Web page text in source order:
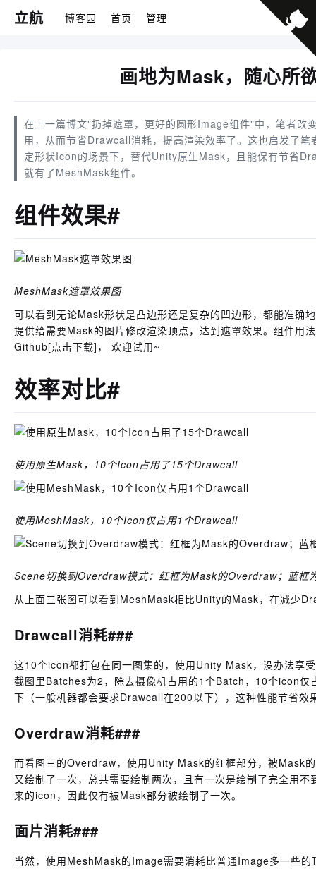
立航 博客园 首页 管理
画地为Mask，随心所
在上一篇博文"扔掉遮罩，更好的圆形Image组件"中，笔者
用，从而节省Drawcall消耗，提高渲染效率了。这也启发了
定形状Icon的场景下，替代Unity原生Mask，且能保有节省
就有了MeshMask组件。
组件效果#
MeshMask遮罩效果图
可以看到无论Mask形状是凸边形还是复杂的凹边形，都能准确
提供给需要Mask的图片修改渲染顶点，达到遮罩效果。组件
Github[点击下载] ， 欢迎试用~
效率对比#
使用原生Mask，10个Icon占用了15个Drawcall
使用MeshMask，10个Icon仅占用1个Drawcall
Scene切换到Overdraw模式：红框为Mask的Overdraw；蓝框
从上面三张图可以看到MeshMask相比Unity的Mask，在减少
Drawcall消耗###
这10个icon都打包在同一图集的，使用Unity Mask，没办法享
截图里Batches为2，除去摄像机占用的1个Batch，10个icon
下（一般机器都会要求Drawcall在200以下），这种性能节省效
Overdraw消耗###
而看图三的Overdraw，使用Unity Mask的红框部分，被Mask
又绘制了一次，总共需要绘制两次，且有一次是绘制了完全用
来的icon，因此仅有被Mask部分被绘制了一次。
面片消耗###
当然，使用MeshMask的Image需要消耗比普通Image多一些